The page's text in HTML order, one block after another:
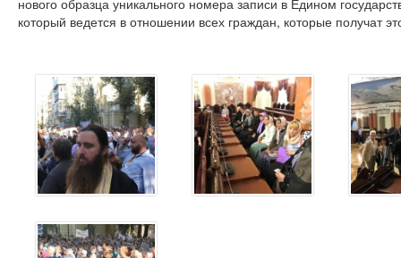
нового образца уникального номера записи в Едином
который ведется в отношении всех граждан, которые получат